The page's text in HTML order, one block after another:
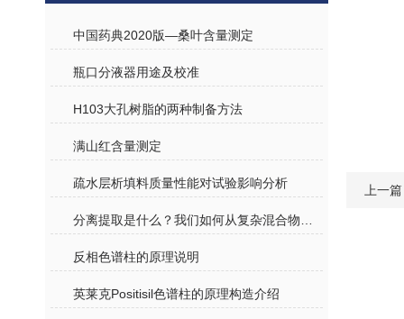
中国药典2020版—桑叶含量测定
瓶口分液器用途及校准
H103大孔树脂的两种制备方法
满山红含量测定
疏水层析填料质量性能对试验影响分析
反相色谱柱的原理说明
英莱克Positisil色谱柱的原理构造介绍
上一